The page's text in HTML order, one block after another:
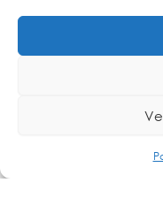
asesorará para
en sus proyectos,
y fiabilidad.
Otras publicaciones